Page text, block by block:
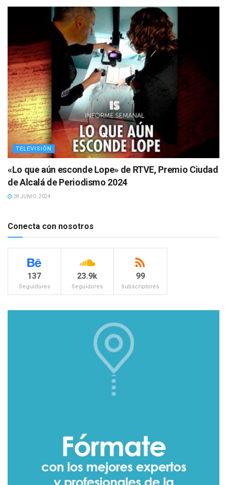
TELEVISIÓN
«Lo que aún esconde Lope» de RTVE, Premio Ciudad
de Alcalá de Periodismo 2024
28 JUNIO, 2024
Conecta con nosotros
137
Seguidores
23.9k
Seguidores
99
Subscriptores